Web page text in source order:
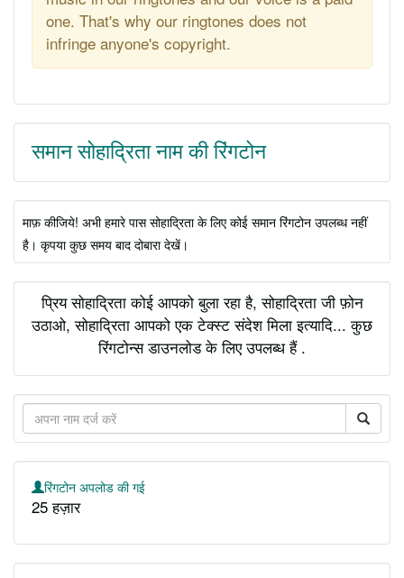
one. That's why our ringtones does not
infringe anyone's copyright.
समान सोहाद्रिता नाम की रिंगटोन
माफ़ कीजिये! अभी हमारे पास सोहाद्रिता के लिए कोई समान रिंगटोन उपलब्ध नहीं
है। कृपया कुछ समय बाद दोबारा देखें।
प्रिय सोहाद्रिता कोई आपको बुला रहा है, सोहाद्रिता जी फ़ोन
उठाओ, सोहाद्रिता आपको एक टेक्स्ट संदेश मिला इत्यादि... कुछ
रिंगटोन्स डाउनलोड के लिए उपलब्ध हैं .
रिंगटोन अपलोड की गई
25 हज़ार